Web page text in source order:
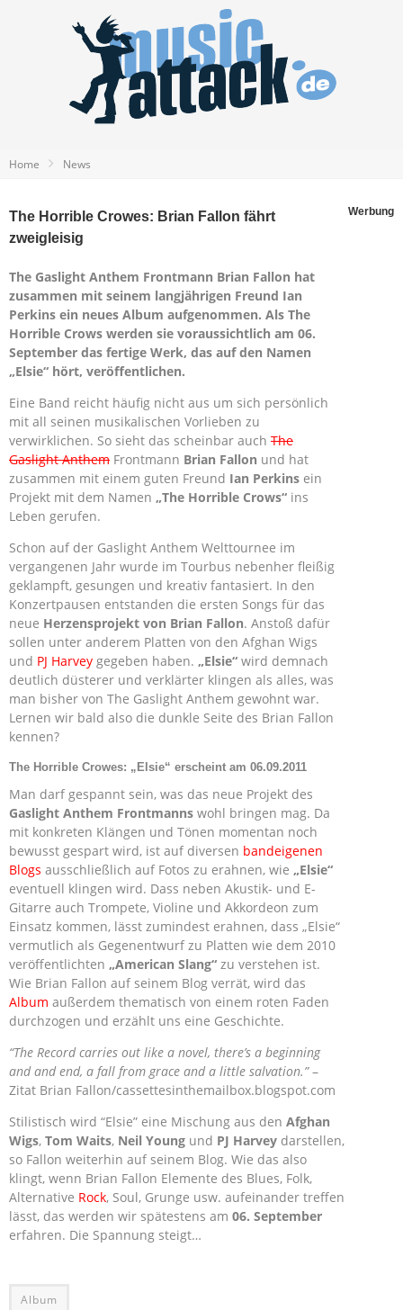
Home News
The Horrible Crowes: Brian Fallon fährt
zweigleisig
Werbung
The Gaslight Anthem Frontmann Brian Fallon hat
zusammen mit seinem langjährigen Freund Ian
Perkins ein neues Album aufgenommen. Als The
Horrible Crows werden sie voraussichtlich am 06.
September das fertige Werk, das auf den Namen
„Elsie“ hört, veröffentlichen.
Eine Band reicht häufig nicht aus um sich persönlich
mit all seinen musikalischen Vorlieben zu
verwirklichen. So sieht das scheinbar auch The
Gaslight Anthem Frontmann Brian Fallon und hat
zusammen mit einem guten Freund Ian Perkins ein
Projekt mit dem Namen „The Horrible Crows“ ins
Leben gerufen.
Schon auf der Gaslight Anthem Welttournee im
vergangenen Jahr wurde im Tourbus nebenher fleißig
geklampft, gesungen und kreativ fantasiert. In den
Konzertpausen entstanden die ersten Songs für das
neue Herzensprojekt von Brian Fallon. Anstoß dafür
sollen unter anderem Platten von den Afghan Wigs
und PJ Harvey gegeben haben. „Elsie“ wird demnach
deutlich düsterer und verklärter klingen als alles, was
man bisher von The Gaslight Anthem gewohnt war.
Lernen wir bald also die dunkle Seite des Brian Fallon
kennen?
The Horrible Crowes: „Elsie“ erscheint am 06.09.2011
Man darf gespannt sein, was das neue Projekt des
Gaslight Anthem Frontmanns wohl bringen mag. Da
mit konkreten Klängen und Tönen momentan noch
bewusst gespart wird, ist auf diversen bandeigenen
Blogs ausschließlich auf Fotos zu erahnen, wie „Elsie“
eventuell klingen wird. Dass neben Akustik- und E-
Gitarre auch Trompete, Violine und Akkordeon zum
Einsatz kommen, lässt zumindest erahnen, dass „Elsie“
vermutlich als Gegenentwurf zu Platten wie dem 2010
veröffentlichten „American Slang“ zu verstehen ist.
Wie Brian Fallon auf seinem Blog verrät, wird das
Album außerdem thematisch von einem roten Faden
durchzogen und erzählt uns eine Geschichte.
“The Record carries out like a novel, there’s a beginning
and and end, a fall from grace and a little salvation.”–
Zitat Brian Fallon/cassettesinthemailbox.blogspot.com
Stilistisch wird “Elsie” eine Mischung aus den Afghan
Wigs, Tom Waits, Neil Young und PJ Harvey darstellen,
so Fallon weiterhin auf seinem Blog. Wie das also
klingt, wenn Brian Fallon Elemente des Blues, Folk,
Alternative Rock, Soul, Grunge usw. aufeinander treffen
lässt, das werden wir spätestens am 06. September
erfahren. Die Spannung steigt…
Album